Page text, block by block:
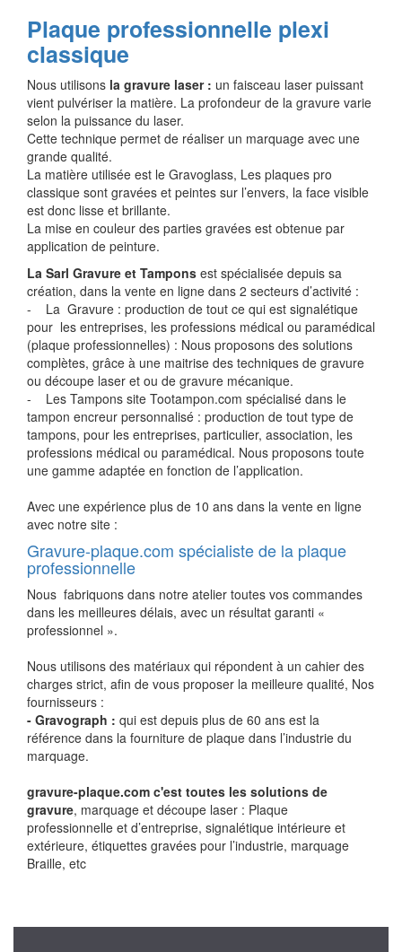
Plaque professionnelle plexi
classique
Nous utilisons la gravure laser : un faisceau laser puissant
vient pulvériser la matière. La profondeur de la gravure varie
selon la puissance du laser.
Cette technique permet de réaliser un marquage avec une
grande qualité.
La matière utilisée est le Gravoglass, Les plaques pro
classique sont gravées et peintes sur l’envers, la face visible
est donc lisse et brillante.
La mise en couleur des parties gravées est obtenue par
application de peinture.
La Sarl Gravure et Tampons est spécialisée depuis sa
création, dans la vente en ligne dans 2 secteurs d’activité :
- La Gravure : production de tout ce qui est signalétique
pour les entreprises, les professions médical ou paramédical
(plaque professionnelles) : Nous proposons des solutions
complètes, grâce à une maitrise des techniques de gravure
ou découpe laser et ou de gravure mécanique.
- Les Tampons site Tootampon.com spécialisé dans le
tampon encreur personnalisé : production de tout type de
tampons, pour les entreprises, particulier, association, les
professions médical ou paramédical. Nous proposons toute
une gamme adaptée en fonction de l’application.
Avec une expérience plus de 10 ans dans la vente en ligne
avec notre site :
Gravure-plaque.com spécialiste de la plaque
professionnelle
Nous fabriquons dans notre atelier toutes vos commandes
dans les meilleures délais, avec un résultat garanti «
professionnel ».
Nous utilisons des matériaux qui répondent à un cahier des
charges strict, afin de vous proposer la meilleure qualité, Nos
fournisseurs :
- Gravograph : qui est depuis plus de 60 ans est la
référence dans la fourniture de plaque dans l’industrie du
marquage.
gravure-plaque.com c'est toutes les solutions de
gravure, marquage et découpe laser : Plaque
professionnelle et d’entreprise, signalétique intérieure et
extérieure, étiquettes gravées pour l’industrie, marquage
Braille, etc